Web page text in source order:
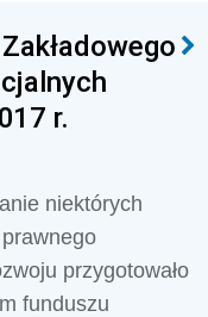
r.
niektórych
przygotowało
funduszu